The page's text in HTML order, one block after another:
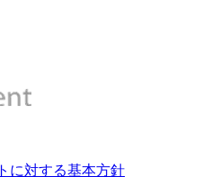
に対する基本方針